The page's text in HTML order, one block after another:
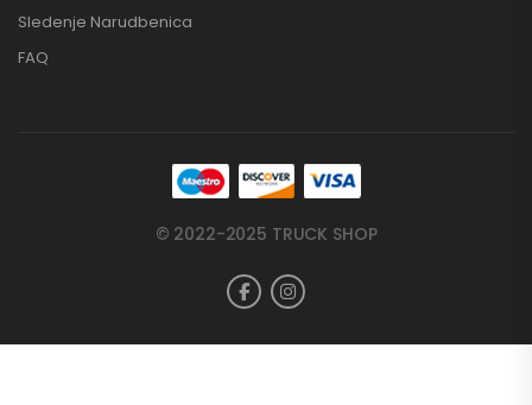
Sledenje Narudbenica
FAQ
© 2022-2025 TRUCK SHOP